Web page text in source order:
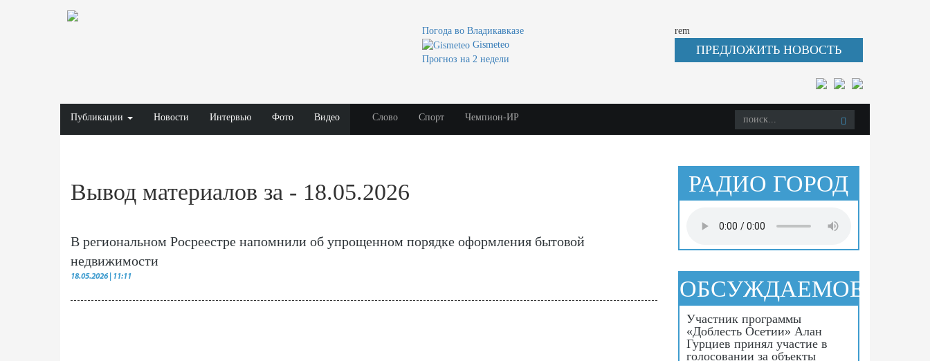
Погода во Владикавказе
Gismeteo
Прогноз на 2 недели
rem
ПРЕДЛОЖИТЬ НОВОСТЬ
Публикации Новости Интервью Фото Видео Слово Спорт Чемпион-ИР
Вывод материалов за - 18.05.2026
В региональном Росреестре напомнили об упрощенном порядке оформления бытовой
недвижимости
18.05.2026 | 11:11
РАДИО ГОРОД
ОБСУЖДАЕМОЕ
Участник программы
«Доблесть Осетии» Алан
Гурциев принял участие в
голосовании за объекты